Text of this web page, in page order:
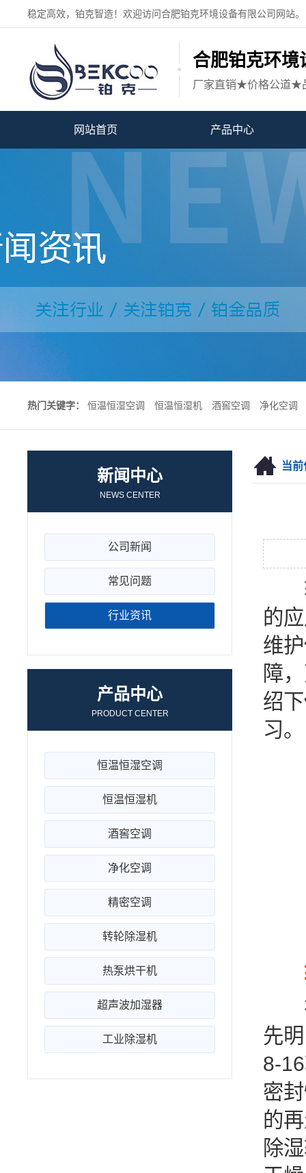
稳定高效，铂克智造！欢迎访问合肥铂克环境设备有限公司网站。
合肥铂克环境
厂家直销★价格公道★
网站首页 产品中心
热门关键字： 恒温恒湿空调 恒温恒湿机 酒窖空调 净化空调
当
转
的
维
障
绍下
习。
在
先
8-
密
的
除
新闻中心
NEWS CENTER
公司新闻
常见问题
行业资讯
产品中心
PRODUCT CENTER
恒温恒湿空调
恒温恒湿机
酒窖空调
净化空调
精密空调
转轮除湿机
热泵烘干机
超声波加湿器
工业除湿机